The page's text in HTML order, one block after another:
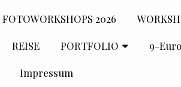
FOTOWORKSHOPS 2026
REISE PORTFOLIO 9-
Impressum